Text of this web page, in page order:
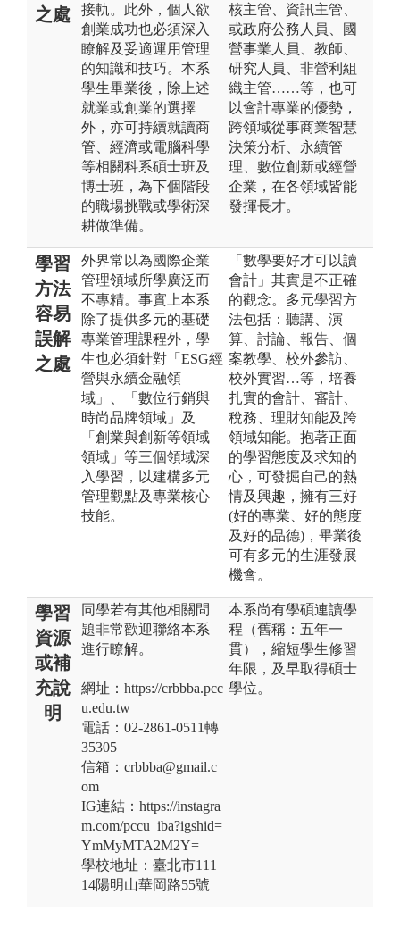
之處
接軌。此外，個人欲
創業成功也必須深入
瞭解及妥適運用管理
的知識和技巧。本系
學生畢業後，除上述
就業或創業的選擇
外，亦可持續就讀商
管、經濟或電腦科學
等相關科系碩士班及
博士班，為下個階段
的職場挑戰或學術深
耕做準備。
核主管、資訊主管、
或政府公務人員、國
營事業人員、教師、
研究人員、非營利組
織主管……等，也可
以會計專業的優勢，
跨領域從事商業智慧
決策分析、永續管
理、數位創新或經營
企業，在各領域皆能
發揮長才。
學習
方法
容易
誤解
之處
外界常以為國際企業
管理領域所學廣泛而
不專精。事實上本系
除了提供多元的基礎
專業管理課程外，學
生也必須針對「ESG經
營與永續金融領
域」、「數位行銷與
時尚品牌領域」及
「創業與創新等領域
領域」等三個領域深
入學習，以建構多元
管理觀點及專業核心
技能。
「數學要好才可以讀
會計」其實是不正確
的觀念。多元學習方
法包括：聽講、演
算、討論、報告、個
案教學、校外參訪、
校外實習…等，培養
扎實的會計、審計、
稅務、理財知能及跨
領域知能。抱著正面
的學習態度及求知的
心，可發掘自己的熱
情及興趣，擁有三好
(好的專業、好的態度
及好的品德)，畢業後
可有多元的生涯發展
機會。
學習
資源
或補
充說
明
同學若有其他相關問
題非常歡迎聯絡本系
進行瞭解。
網址：https://crbbba.pcc
u.edu.tw
電話：02-2861-0511轉
35305
信箱：crbbba@gmail.c
om
IG連結：https://instagra
m.com/pccu_iba?igshid=
YmMyMTA2M2Y=
學校地址：臺北市111
14陽明山華岡路55號
本系尚有學碩連讀學
程（舊稱：五年一
貫），縮短學生修習
年限，及早取得碩士
學位。